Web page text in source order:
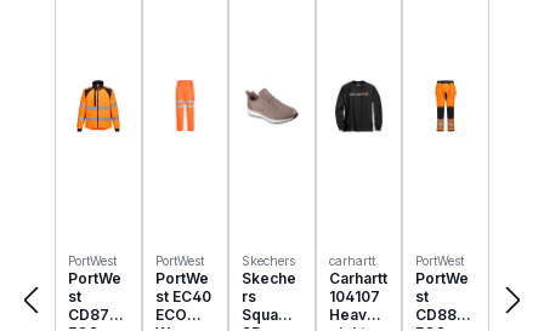
PortWest
PortWe
st
CD875
PortWest
PortWe
st EC40
ECO
Skechers
Skeche
rs
Squad
carhartt
Carhartt
104107
Heavyw
PortWest
PortWe
st
CD889